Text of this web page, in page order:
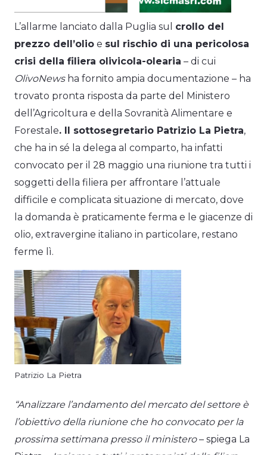
L’allarme lanciato dalla Puglia sul crollo del
prezzo dell’olio e sul rischio di una pericolosa
crisi della filiera olivicola-olearia – di cui
OlivoNewsha fornito ampia documentazione – ha
trovato pronta risposta da parte del Ministero
dell’Agricoltura e della Sovranità Alimentare e
Forestale. Il sottosegretario Patrizio La Pietra,
che ha in sé la delega al comparto, ha infatti
convocato per il 28 maggio una riunione tra tutti i
soggetti della filiera per affrontare l’attuale
difficile e complicata situazione di mercato, dove
la domanda è praticamente ferma e le giacenze di
olio, extravergine italiano in particolare, restano
ferme lì.
Patrizio La Pietra
“Analizzare l’andamento del mercato del settore è
l’obiettivo della riunione che ho convocato per la
prossima settimana presso il ministero– spiega La